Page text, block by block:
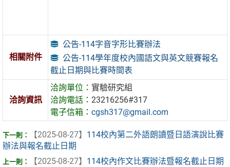
相關附件
公告-114字音字形比賽辦法
公告-114學年度校內國語文與英文競賽報名
截止日期與比賽時間表
洽詢資訊
洽詢單位：實驗研究組
洽詢電話：23216256#317
電子信箱：cgsh317@gmail.com
【2025-08-27】 114校內第二外語朗讀暨日語演說比賽
辦法與報名截止日期
【2025-08-27】 114校內作文比賽辦法暨報名截止日期